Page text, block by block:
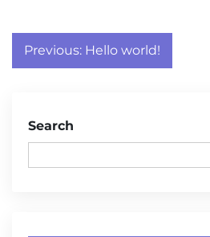
Post
navigation
Previous: Hello world!
Search